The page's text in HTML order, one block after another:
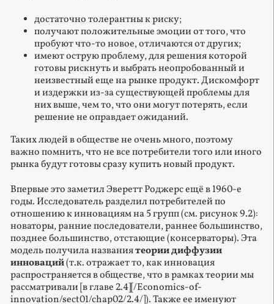
достаточно толерантны к риску;
получают положительные эмоции от того, что
пробуют что-то новое, отличаются от других;
имеют острую проблему, для решения которой
готовы рискнуть и выбрать неопробованный и
неизвестный еще на рынке продукт. Дискомфорт
и издержки из-за существующей проблемы для
них выше, чем то, что они могут потерять, если
решение не оправдает ожиданий.
Таких людей в обществе не очень много, поэтому
важно помнить, что не все потребители того или иного
рынка будут готовы сразу купить новый продукт.
Впервые это заметил Эверетт Роджерс ещё в 1960-е
годы. Исследователь разделил потребителей по
отношению к инновациям на 5 групп (см. рисунок 9.2):
новаторы, ранние последователи, раннее большинство,
позднее большинство, отстающие (консерваторы). Эта
модель получила названиятеории диффузии
инноваций(т.к. отражает то, как инновация
распространяется в обществе, что в рамках теории мы
рассматривали [в главе 2.4][/Economics-of-
innovation/sect01/chap02/2.4/]). Также ее именуют